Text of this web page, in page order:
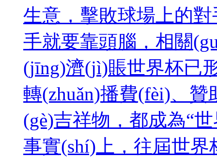
生意，擊敗球場上的
手就要靠頭腦，相關
(jīng)濟(jì)賬世界杯已
轉(zhuǎn)播費(fèi)、贊
(gè)吉祥物，都成為“
事實(shí)上，往屆世